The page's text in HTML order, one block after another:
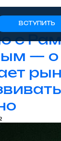
с
— о